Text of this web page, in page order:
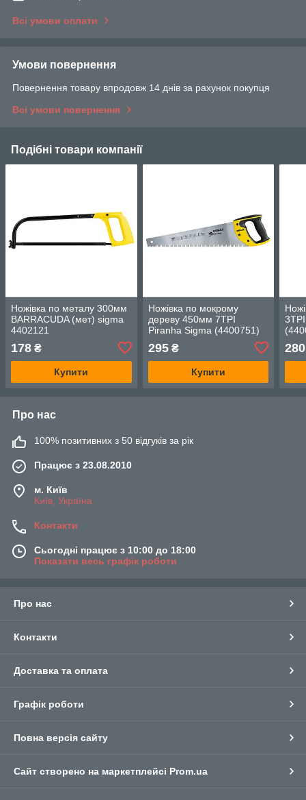
Всі умови оплати
Умови повернення
Повернення товару впродовж 14 днів за рахунок покупця
Всі умови повернення
Подібні товари компанії
Ножівка по металу 300мм
BARRACUDA (мет) sigma
4402121
178 ₴
Купити
Ножівка по мокрому
дереву 450мм 7TPI
Piranha Sigma (4400751)
295₴
Купити
280
Про нас
100% позитивних з 50 відгуків за рік
Працює з 23.08.2010
м. Київ
Київ, Україна
Контакти
Сьогодні працює з 10:00 до 18:00
Показати весь графік роботи
Про нас
Контакти
Доставка та оплата
Графік роботи
Повна версія сайту
Сайт створено на маркетплейсі Prom.ua